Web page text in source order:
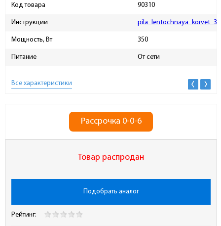
Код товара 90310
Инструкции
Мощность, Вт 350
Питание От сети
Все характеристики
Рассрочка 0-0-6
Товар распродан
Подобрать аналог
Рейтинг: